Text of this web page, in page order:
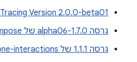
Tracing Version 2.0.0-beta01
גרסה 1.7.0-alpha06 של Wear Compose
גרסה 1.1.1 של Wear-phone-interactions